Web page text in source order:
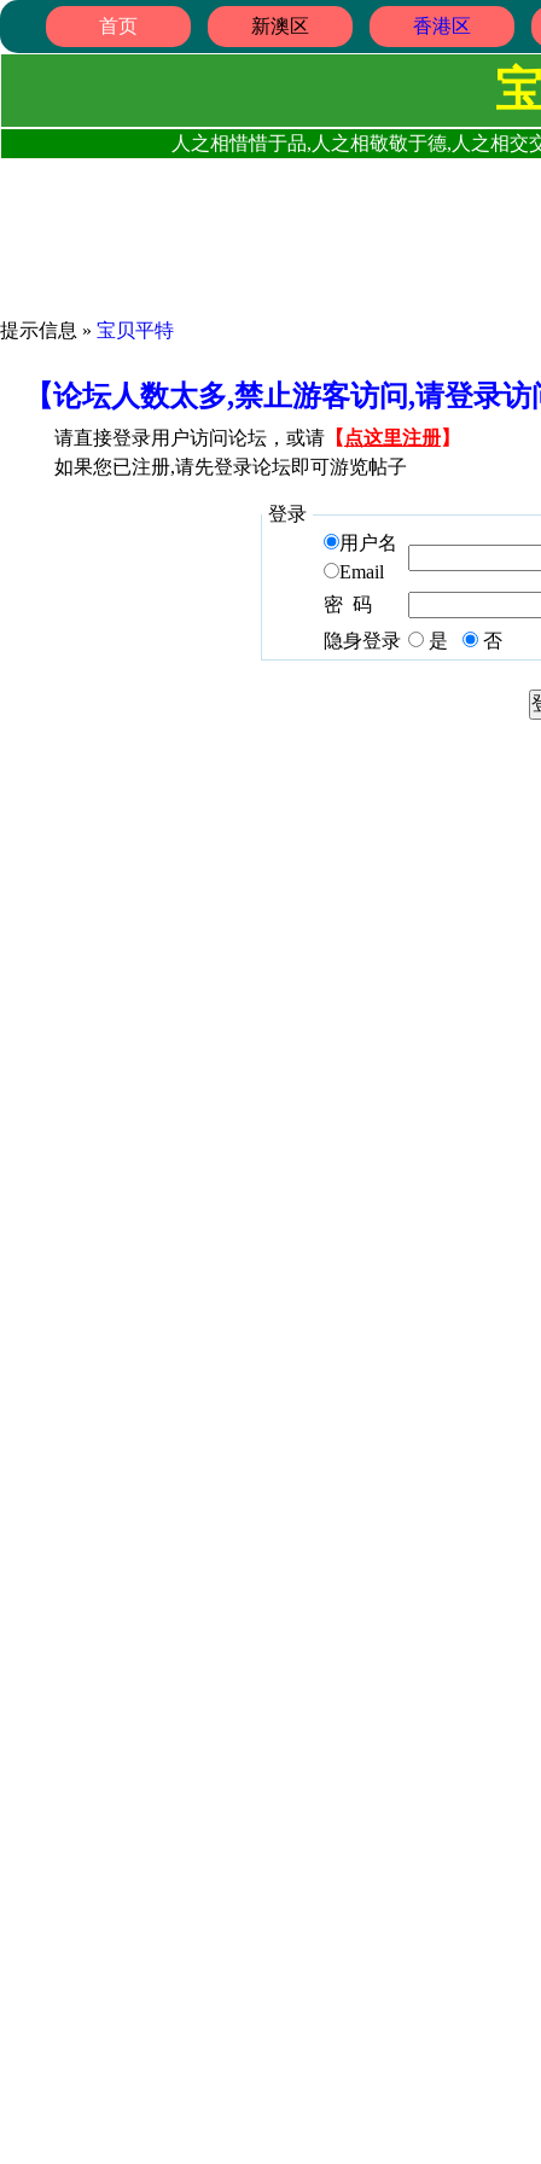
首页 新澳区 香港区
人之相惜惜于品,人之相敬敬于德,人之相
提示信息 » 宝贝平特
【论坛人数太多,禁止游客访问,请登录
请直接登录用户访问论坛，或请 【 点这里注册】
如果您已注册,请先登录论坛即可游览帖子
登录
用户名
Email
密 码
隐身登录
是 否